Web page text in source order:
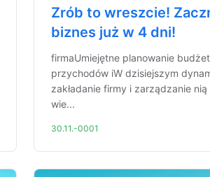
Zrób to wreszcie!
biznes już w 4 dni!
firmaUmiejętne planowanie
przychodów iW dzisiejszym
zakładanie firmy i zarządzanie
wie...
30.11.-0001